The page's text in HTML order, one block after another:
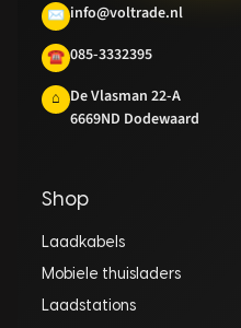
✉ info@voltrade.nl
☎ 085-3332395
⌂
De Vlasman 22-A
6669ND Dodewaard
Shop
Laadkabels
Mobiele thuisladers
Laadstations